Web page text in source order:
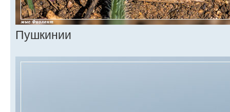
Пушкинии